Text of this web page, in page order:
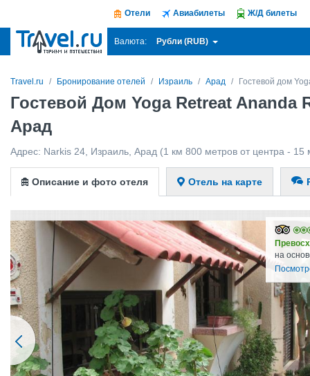
Отели Авиабилеты Ж/Д билеты
Валюта: Рубли (RUB)
Travel.ru Бронирование отелей Израиль Арад Гостевой дом
Гостевой Дом Yoga Retreat Ananda
Арад
Адрес: Narkis 24 Израиль Арад (1 км 800 метров от центра -
Описание и фото отеля Отель на карте
на